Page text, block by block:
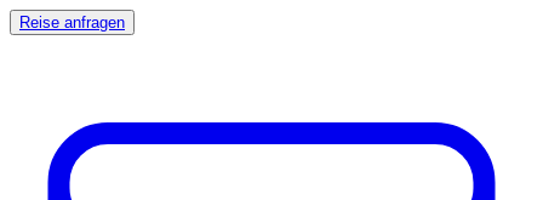
Reise anfragen